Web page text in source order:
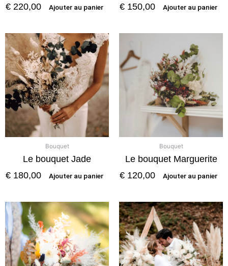
€ 220,00 Ajouter au panier
€ 150,00 Ajouter au panier
Bouquet
Le bouquet Jade
€ 180,00 Ajouter au panier
Bouquet
Le bouquet Marguerite
€ 120,00 Ajouter au panier